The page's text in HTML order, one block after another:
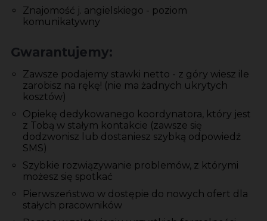
Znajomość j. angielskiego - poziom
komunikatywny
Gwarantujemy:
Zawsze podajemy stawki netto - z góry wiesz ile
zarobisz na rękę! (nie ma żadnych ukrytych
kosztów)
Opiekę dedykowanego koordynatora, który jest
z Tobą w stałym kontakcie (zawsze się
dodzwonisz lub dostaniesz szybką odpowiedź
SMS)
Szybkie rozwiązywanie problemów, z którymi
możesz się spotkać
Pierwszeństwo w dostępie do nowych ofert dla
stałych pracowników